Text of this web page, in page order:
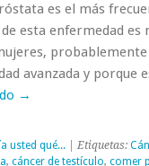
es el más
esta enfermedad es
avanzada y porque
→
usted qué... | Etiquetas:
, cáncer de testículo, comer